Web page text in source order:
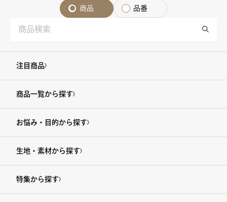
商品 品番
注目商品
商品一覧から探す
お悩み・目的から探す
生地・素材から探す
特集から探す